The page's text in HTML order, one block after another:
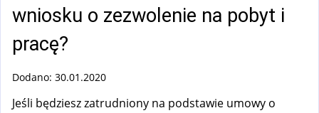
wniosku o zezwolenie na pobyt i
pracę?
Dodano: 30.01.2020
Jeśli będziesz zatrudniony na podstawie umowy o